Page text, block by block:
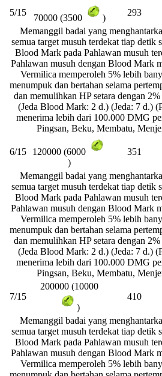
5/15
70000 (3500 )
293
Memanggil badai yang
semua target musuh terdekat tiap detik
Blood Mark pada Pahlawan musuh
Pahlawan musuh dengan Blood Mark
Vermilica memperoleh 5% lebih
menumpuk dan bertahan selama
dan memulihkan HP setara dengan
(Jeda Blood Mark: 2 d.) (Jeda: 7 d.)
menerima lebih dari 100.000 DMG
Pingsan, Beku, Membatu,
6/15
120000 (6000
)
351
Memanggil badai yang
semua target musuh terdekat tiap detik
Blood Mark pada Pahlawan musuh
Pahlawan musuh dengan Blood Mark
Vermilica memperoleh 5% lebih
menumpuk dan bertahan selama
dan memulihkan HP setara dengan
(Jeda Blood Mark: 2 d.) (Jeda: 7 d.)
menerima lebih dari 100.000 DMG
Pingsan, Beku, Membatu,
7/15
200000 (10000
)
410
Memanggil badai yang
semua target musuh terdekat tiap detik
Blood Mark pada Pahlawan musuh
Pahlawan musuh dengan Blood Mark
Vermilica memperoleh 5% lebih